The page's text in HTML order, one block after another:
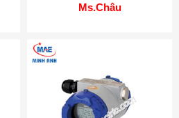
Ms.Châu